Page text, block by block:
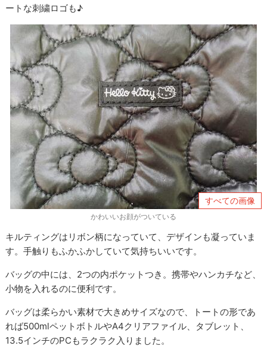
ートな刺繍ロゴも♪
すべての画像
かわいいお顔がついている
キルティングはリボン柄になっていて、デザインも凝っていま
す。手触りもふかふかしていて気持ちいいです。
バッグの中には、2つの内ポケットつき。携帯やハンカチなど、
小物を入れるのに便利です。
バッグは柔らかい素材で大きめサイズなので、トートの形であ
れば500mlペットボトルやA4クリアファイル、タブレット、
13.5インチのPCもラクラク入りました。